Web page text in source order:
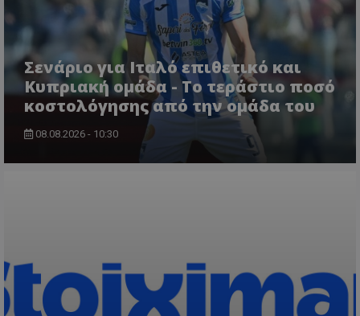
Σενάριο για Ιταλό επιθετικό και
Κυπριακή ομάδα - Το τεράστιο ποσό
κοστολόγησης από την ομάδα του
08.08.2026 - 10:30